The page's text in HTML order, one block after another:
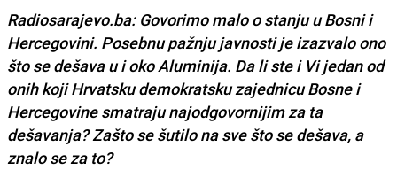
Radiosarajevo.ba: Govorimo malo o stanju u Bosni i
Hercegovini. Posebnu pažnju javnosti je izazvalo ono
što se dešava u i oko Aluminija. Da li ste i Vi jedan od
onih koji Hrvatsku demokratsku zajednicu Bosne i
Hercegovine smatraju najodgovornijim za ta
dešavanja? Zašto se šutilo na sve što se dešava, a
znalo se za to?